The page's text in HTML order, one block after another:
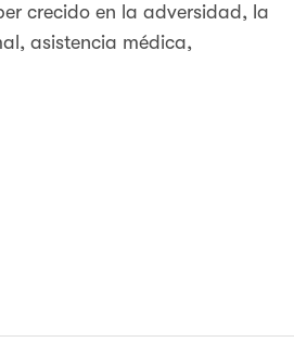
crecido en la adversidad, la
asistencia médica,